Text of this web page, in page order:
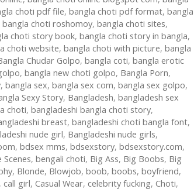
choti pdf file, bangla choti pdf format, bangla
bangla choti roshomoy, bangla choti sites,
choti story book, bangla choti story in bangla,
choti website, bangla choti with picture, bangla
Chudar Golpo, bangla coti, bangla erotic
, bangla new choti golpo, Bangla Porn,
, bangla sex, bangla sex com, bangla sex golpo,
Sexy Story, Bangladesh, bangladesh sex
choti, bangladeshi bangla choti story,
breast, bangladeshi choti bangla font,
nude girl, Bangladeshi nude girls,
, bdsex mms, bdsexstory, bdsexstory.com,
Scenes, bengali choti, Big Ass, Big Boobs, Big
, Blonde, Blowjob, boob, boobs, boyfriend,
, call girl, Casual Wear, celebrity fucking, Choti,